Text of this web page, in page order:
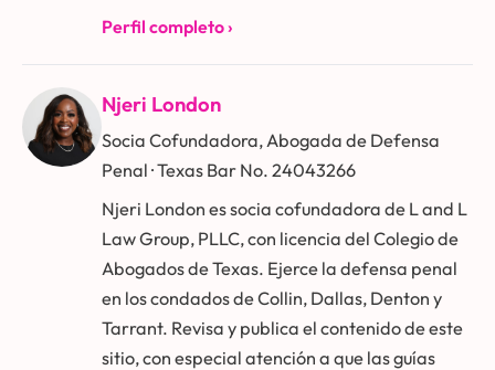
Perfil completo ›
Njeri London
Socia Cofundadora, Abogada de Defensa
Penal · Texas Bar No. 24043266
Njeri London es socia cofundadora de L and L
Law Group, PLLC, con licencia del Colegio de
Abogados de Texas. Ejerce la defensa penal
en los condados de Collin, Dallas, Denton y
Tarrant. Revisa y publica el contenido de este
sitio, con especial atención a que las guías